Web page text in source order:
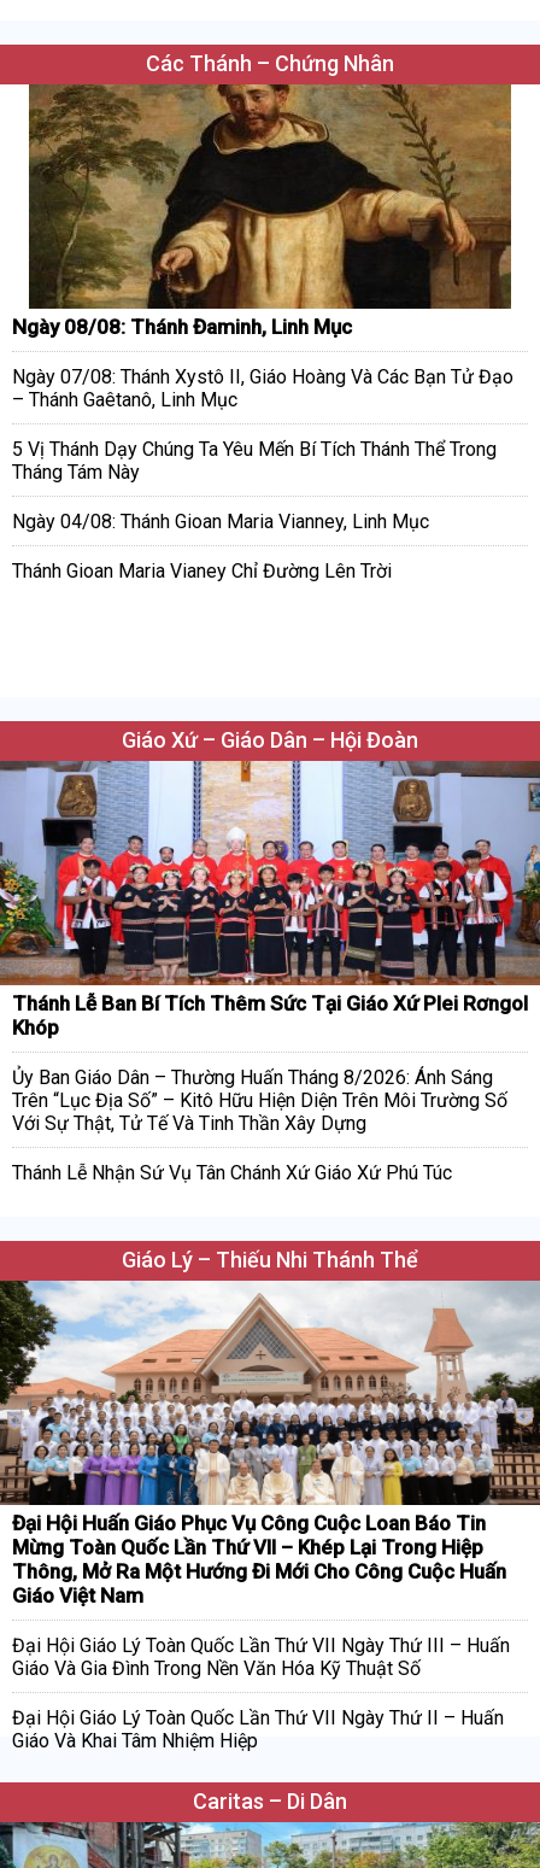
Các Thánh – Chứng Nhân
Ngày 08/08: Thánh Đaminh, Linh Mục
Ngày 07/08: Thánh Xystô II, Giáo Hoàng Và Các Bạn Tử Đạo
– Thánh Gaêtanô, Linh Mục
5 Vị Thánh Dạy Chúng Ta Yêu Mến Bí Tích Thánh Thể Trong
Tháng Tám Này
Ngày 04/08: Thánh Gioan Maria Vianney, Linh Mục
Thánh Gioan Maria Vianey Chỉ Đường Lên Trời
Giáo Xứ – Giáo Dân – Hội Đoàn
Thánh Lễ Ban Bí Tích Thêm Sức Tại Giáo Xứ Plei Rơngol
Khóp
Ủy Ban Giáo Dân – Thường Huấn Tháng 8/2026: Ánh Sáng
Trên “Lục Địa Số” – Kitô Hữu Hiện Diện Trên Môi Trường Số
Với Sự Thật, Tử Tế Và Tinh Thần Xây Dựng
Thánh Lễ Nhận Sứ Vụ Tân Chánh Xứ Giáo Xứ Phú Túc
Giáo Lý – Thiếu Nhi Thánh Thể
Đại Hội Huấn Giáo Phục Vụ Công Cuộc Loan Báo Tin
Mừng Toàn Quốc Lần Thứ VII – Khép Lại Trong Hiệp
Thông, Mở Ra Một Hướng Đi Mới Cho Công Cuộc Huấn
Giáo Việt Nam
Đại Hội Giáo Lý Toàn Quốc Lần Thứ VII Ngày Thứ III – Huấn
Giáo Và Gia Đình Trong Nền Văn Hóa Kỹ Thuật Số
Đại Hội Giáo Lý Toàn Quốc Lần Thứ VII Ngày Thứ II – Huấn
Giáo Và Khai Tâm Nhiệm Hiệp
Caritas – Di Dân